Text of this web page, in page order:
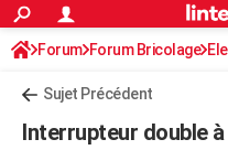
ACTUALITÉS
Politique
Société
Faits Divers
Education
Monde
Villes
+
Forum Forum Bricolage
Sujet Précédent
Interrupteur double